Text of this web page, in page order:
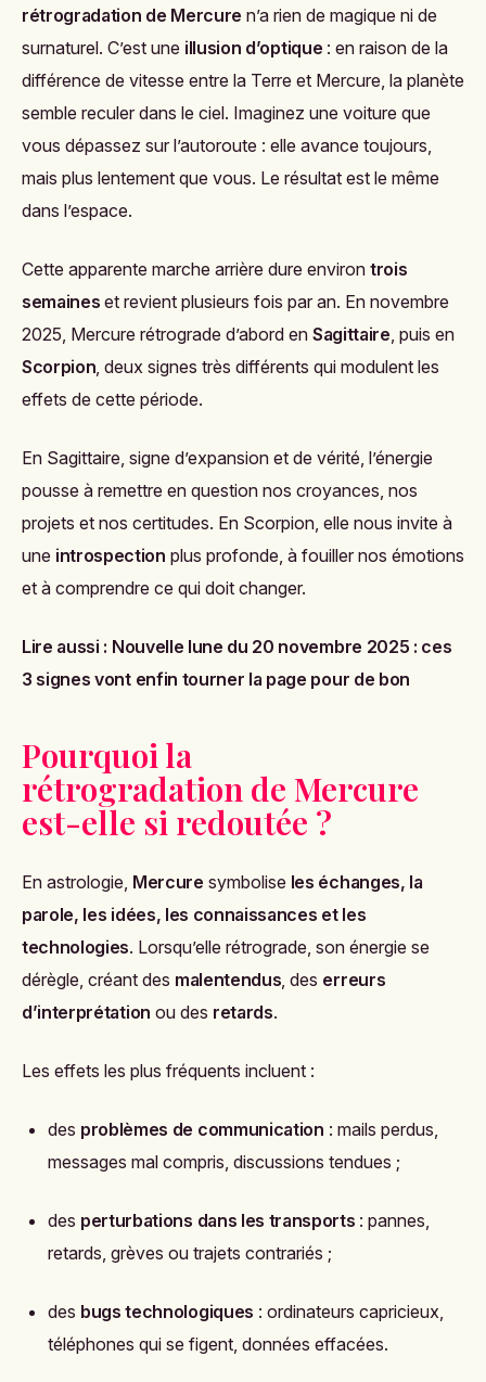
rétrogradation de Mercure n’a rien de magique ni de
surnaturel. C’est une illusion d’optique : en raison de la
différence de vitesse entre la Terre et Mercure, la planète
semble reculer dans le ciel. Imaginez une voiture que
vous dépassez sur l’autoroute : elle avance toujours,
mais plus lentement que vous. Le résultat est le même
dans l’espace.
Cette apparente marche arrière dure environ trois
semaines et revient plusieurs fois par an. En novembre
2025, Mercure rétrograde d’abord en Sagittaire , puis en
Scorpion , deux signes très différents qui modulent les
effets de cette période.
En Sagittaire, signe d’expansion et de vérité, l’énergie
pousse à remettre en question nos croyances, nos
projets et nos certitudes. En Scorpion, elle nous invite à
une introspection plus profonde, à fouiller nos émotions
et à comprendre ce qui doit changer.
Lire aussi : Nouvelle lune du 20 novembre 2025 : ces
3 signes vont enfin tourner la page pour de bon
Pourquoi la
rétrogradation de Mercure
est-elle si redoutée ?
En astrologie, Mercure symbolise les échanges, la
parole, les idées, les connaissances et les
technologies. Lorsqu’elle rétrograde, son énergie se
dérègle, créant des malentendus , des erreurs
d’interprétation ou des retards.
Les effets les plus fréquents incluent :
des problèmes de communication : mails perdus,
messages mal compris, discussions tendues ;
des perturbations dans les transports : pannes,
retards, grèves ou trajets contrariés ;
des bugs technologiques : ordinateurs capricieux,
téléphones qui se figent, données effacées.